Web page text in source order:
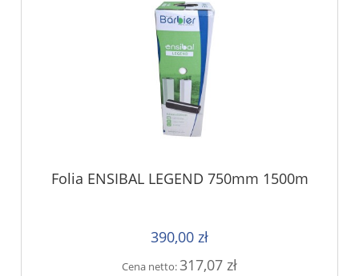
Folia ENSIBAL LEGEND 750mm 1500m
390,00 zł
Cena netto:317,07 zł